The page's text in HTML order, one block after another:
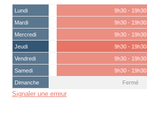
Lundi
9h30 - 19h30
Mardi
9h30 - 19h30
Mercredi
9h30 - 19h30
Jeudi
9h30 - 19h30
Vendredi
9h30 - 19h30
Samedi
9h30 - 19h30
Dimanche
Fermé
Signaler une erreur